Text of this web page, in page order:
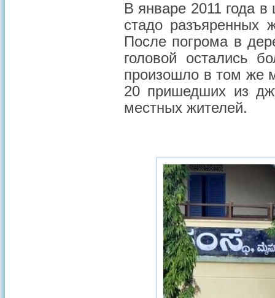
В январе 2011 года в
стадо разъяренных
После погрома в
головой остались
произошло в том же
20 пришедших из
местных жителей.